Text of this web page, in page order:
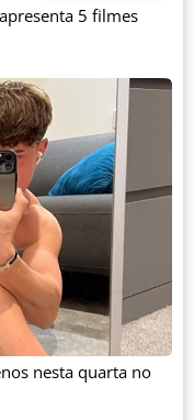
5 filmes
nesta quarta no